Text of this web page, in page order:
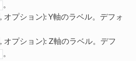
。
, オプション): Y軸のラベル。デフォ
, オプション): Z軸のラベル。デフ
。